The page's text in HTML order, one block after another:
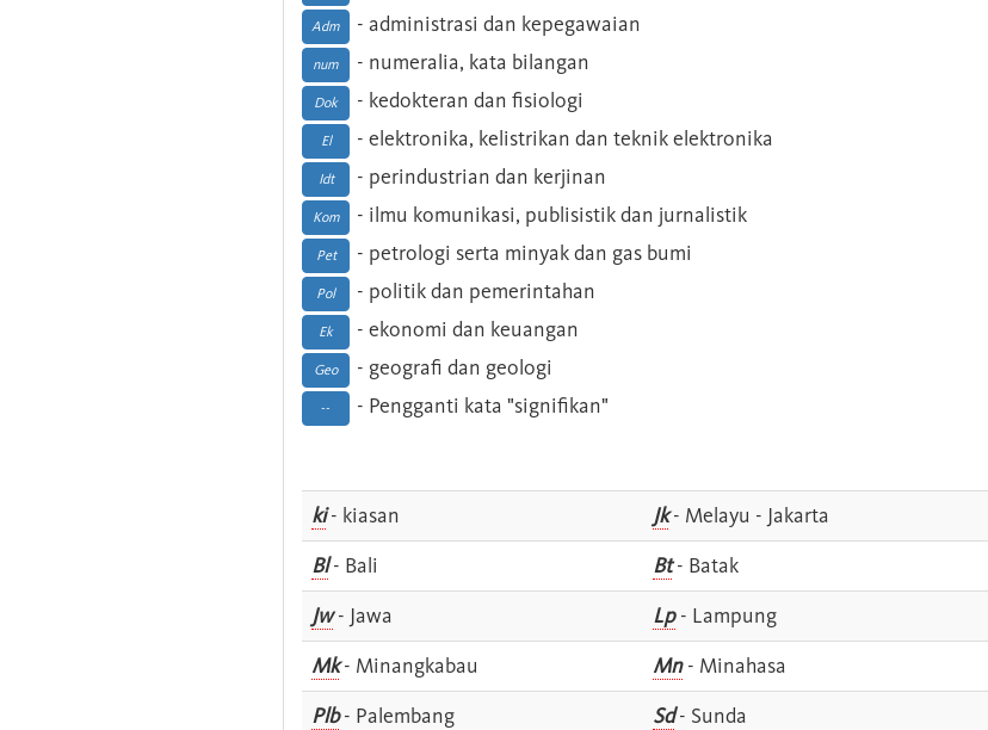
Adm - administrasi dan kepegawaian
num - numeralia, kata bilangan
Dok - kedokteran dan fisiologi
El - elektronika, kelistrikan dan teknik elektronika
Idt - perindustrian dan kerjinan
Kom - ilmu komunikasi, publisistik dan jurnalistik
Pet - petrologi serta minyak dan gas bumi
Pol - politik dan pemerintahan
Ek - ekonomi dan keuangan
Geo - geografi dan geologi
-- - Pengganti kata "signifikan"
ki- kiasan Jk- Melayu - Jakarta
Bl- Bali Bt- Batak
Jw- Jawa Lp- Lampung
Mk- Minangkabau Mn- Minahasa
Plb- Palembang Sd- Sunda